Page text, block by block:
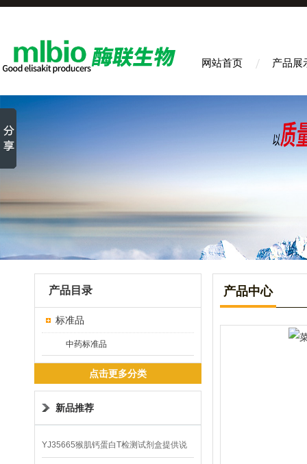
网站首页 产品展
产品目录
标准品
中药标准品
点击更多分类
新品推荐
YJ35665猴肌钙蛋白T检测试剂盒提供说
产品中心